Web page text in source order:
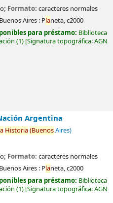
; Formato: caracteres normales
Buenos Aires : Planeta,c2000
para préstamo: Biblioteca
(1) Signatura topográfica:AGN
Argentina
Historia(BuenosAires)
; Formato: caracteres normales
Buenos Aires : Planeta,c2000
para préstamo: Biblioteca
(1) Signatura topográfica:AGN